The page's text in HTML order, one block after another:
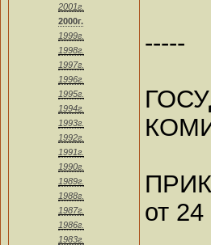
2001г.
2000г.
1999г.
1998г.
1997г.
1996г.
1995г.
1994г.
1993г.
1992г.
1991г.
1990г.
1989г.
1988г.
1987г.
1986г.
1983г.
-----
от